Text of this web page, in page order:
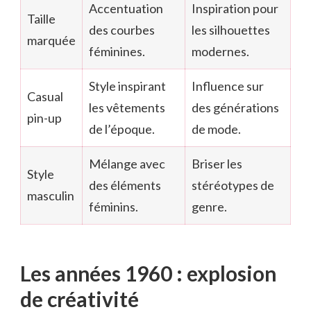
Taille
marquée
Accentuation
des courbes
féminines.
Inspiration pour
les silhouettes
modernes.
Casual
pin-up
Style inspirant
les vêtements
de l’époque.
Influence sur
des générations
de mode.
Style
masculin
Mélange avec
des éléments
féminins.
Briser les
stéréotypes de
genre.
Les années 1960 : explosion
de créativité